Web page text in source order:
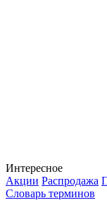
Интересное
Акции Распродажа
Словарь терминов